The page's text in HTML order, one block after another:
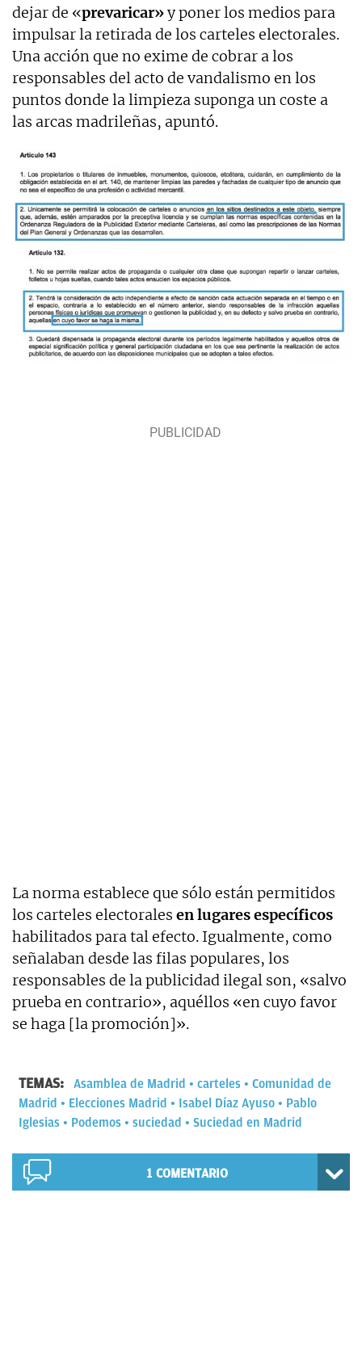
dejar de «prevaricar»y poner los medios para
impulsar la retirada de los carteles electorales.
Una acción que no exime de cobrar a los
responsables del acto de vandalismo en los
puntos donde la limpieza suponga un coste a
las arcas madrileñas, apuntó.
La norma establece que sólo están permitidos
los carteles electorales en lugares específicos
habilitados para tal efecto. Igualmente, como
señalaban desde las filas populares, los
responsables de la publicidad ilegal son, «salvo
prueba en contrario», aquéllos «en cuyo favor
se haga [la promoción]».
TEMAS: Asamblea de Madrid carteles
Comunidad de
Madrid
Elecciones Madrid Isabel Díaz Ayuso
Pablo
Iglesias
Podemos suciedad Suciedad en Madrid
1 COMENTARIO